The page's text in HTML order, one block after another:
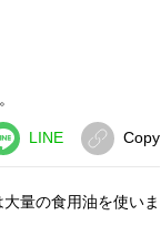
LINE Copy
量の食用油を使いま